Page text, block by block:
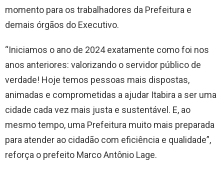
momento para os trabalhadores da Prefeitura e
demais órgãos do Executivo.
“Iniciamos o ano de 2024 exatamente como foi nos
anos anteriores: valorizando o servidor público de
verdade! Hoje temos pessoas mais dispostas,
animadas e comprometidas a ajudar Itabira a ser uma
cidade cada vez mais justa e sustentável. E, ao
mesmo tempo, uma Prefeitura muito mais preparada
para atender ao cidadão com eficiência e qualidade”,
reforça o prefeito Marco Antônio Lage.